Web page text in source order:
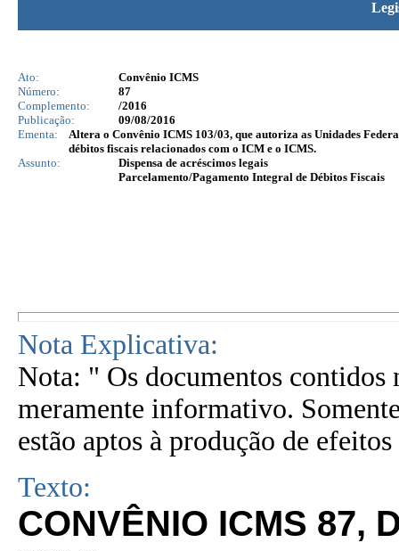
Ato:
Convênio ICMS
Número:
87
Complemento:
/2016
Publicação:
09/08/2016
Ementa:
Altera o Convênio ICMS 103/03, que autoriza as Unidades
débitos fiscais relacionados com o ICM e o ICMS.
Assunto:
Dispensa de acréscimos legais
Parcelamento/Pagamento Integral de Débitos Fiscais
Nota Explicativa:
Nota: " Os documentos contidos
meramente informativo.
estão aptos à produção de
Texto:
CONVÊNIO ICMS 87,